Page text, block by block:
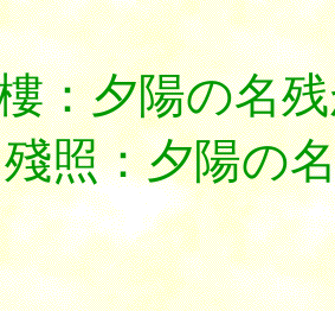
：夕陽の名
照：夕陽の